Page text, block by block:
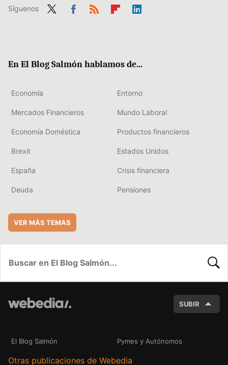
Síguenos
En El Blog Salmón hablamos de...
Economía Entorno
Mercados Financieros Mundo Laboral
Economía Doméstica Productos financieros
Brexit Estados Unidos
España Crisis financiera
Deuda Pensiones
VER MÁS TEMAS
SUBIR
El Blog Salmón Pymes y Autónomos
Otras publicaciones de Webedia